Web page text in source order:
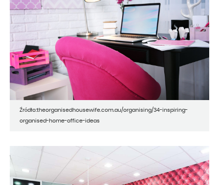
Źródło:theorganisedhousewife.com.au/organising/34-inspiring-
organised-home-office-ideas